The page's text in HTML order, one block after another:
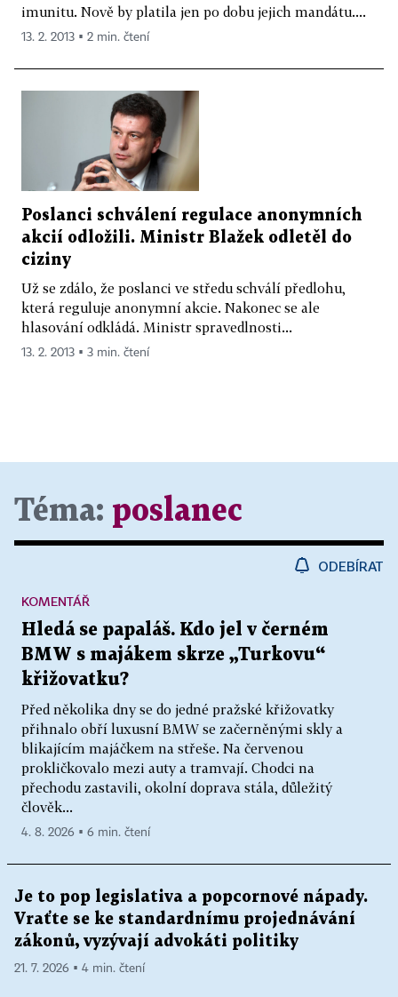
imunitu. Nově by platila jen po dobu jejich mandátu....
13. 2. 2013 ▪ 2 min. čtení
Poslanci schválení regulace anonymních
akcií odložili. Ministr Blažek odletěl do
ciziny
Už se zdálo, že poslanci ve středu schválí předlohu,
která reguluje anonymní akcie. Nakonec se ale
hlasování odkládá. Ministr spravedlnosti...
13. 2. 2013 ▪ 3 min. čtení
Téma: poslanec
ODEBÍRAT
Hledá se papaláš. Kdo jel v černém
BMW s majákem skrze „Turkovu“
křižovatku?
Před několika dny se do jedné pražské křižovatky
přihnalo obří luxusní BMW se začerněnými skly a
blikajícím majáčkem na střeše. Na červenou
prokličkovalo mezi auty a tramvají. Chodci na
přechodu zastavili, okolní doprava stála, důležitý
člověk...
KOMENTÁŘ
4. 8. 2026 ▪ 6 min. čtení
Je to pop legislativa a popcornové nápady.
Vraťte se ke standardnímu projednávání
zákonů, vyzývají advokáti politiky
21. 7. 2026 ▪ 4 min. čtení